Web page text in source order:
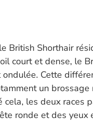
British Shorthair
court et dense, le
Cette
un
les deux races
ronde et des yeux